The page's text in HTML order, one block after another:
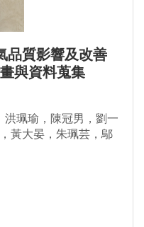
品質影響及改善
與資料蒐集
洪珮瑜，陳冠男，劉一
黃大晏，朱珮芸，鄔